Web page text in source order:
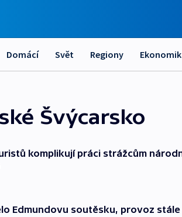
Domácí Svět Regiony
Švýcarsko
komplikují práci strážcům
Edmundovu soutěsku, provoz